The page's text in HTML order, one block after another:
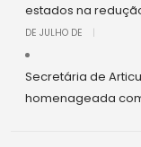
estados na
DE JULHO DE
Secretária de
homenageada